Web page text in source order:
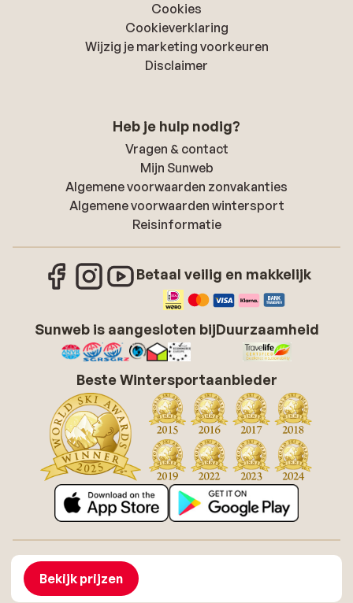
Bekijk prijzen
Cookies
Cookieverklaring
Wijzig je marketing voorkeuren
Disclaimer
Heb je hulp nodig?
Vragen & contact
Mijn Sunweb
Algemene voorwaarden zonvakanties
Algemene voorwaarden wintersport
Reisinformatie
Betaal veilig en makkelijk
Sunweb is aangesloten bijDuurzaamheid
Beste Wintersportaanbieder
Over Sunweb
Algemene voorwaarden zonvakanties
Toegankelijkheidsverklaring